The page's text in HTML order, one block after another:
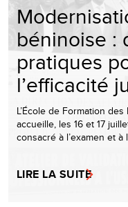
béninoise :
pratiques
l’efficacité
L’École de Formation
accueille, les 16 et 17
consacré à l’examen et à
LIRE LA SUITE